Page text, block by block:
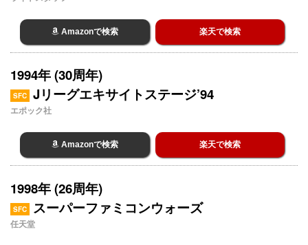
Amazonで検索 楽天で検索
1994年 (30周年)
SFC Jリーグエキサイトステージ’94
エポック社
Amazonで検索 楽天で検索
1998年 (26周年)
SFC スーパーファミコンウォーズ
任天堂